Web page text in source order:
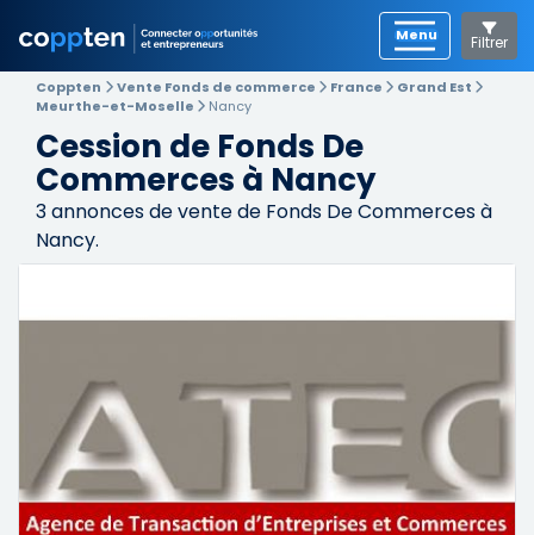
Filtrer
Coppten Vente Fonds de commerce France
Grand Est
Meurthe-et-Moselle
Nancy
Cession de Fonds De
Commerces à Nancy
3annonces de vente de Fonds De Commerces à
Nancy.